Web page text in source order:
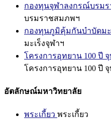
กองทุนจุฬาลงกรณ์บรม
บรมราชสมภพฯ
กองทุนภูมิคุ้มกันบำบัดมะ
มะเร็งจุฬาฯ
โครงการอุทยาน 100 ปี
โครงการอุทยาน 100 ปี
อัตลักษณ์มหาวิทยาลัย
พระเกี้ยว พระเกี้ยว